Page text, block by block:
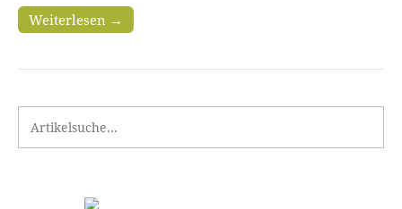
Weiterlesen →